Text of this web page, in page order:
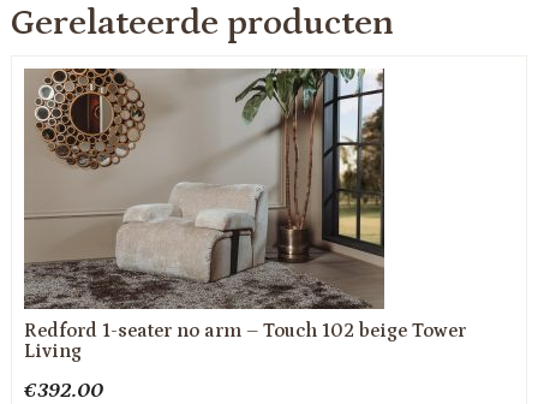
Gerelateerde producten
Redford 1-seater no arm – Touch 102 beige Tower
Living
€392.00